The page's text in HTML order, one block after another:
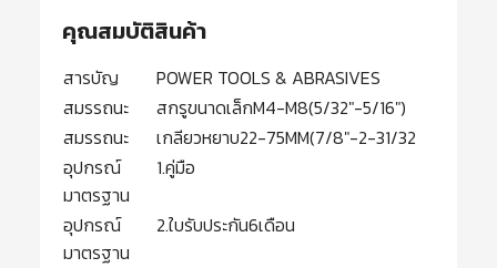
คุณสมบัติสินค้า
สารบัญ
POWER TOOLS & ABRASIVES
สมรรถนะ
สกรูขนาดเล็กM4-M8(5/32″-5/16″)
สมรรถนะ
เกลียวหยาบ22-75MM(7/8″-2-31/32
อุปกรณ์
มาตรฐาน
1.คู่มือ
อุปกรณ์
มาตรฐาน
2.ใบรับประกัน6เดือน